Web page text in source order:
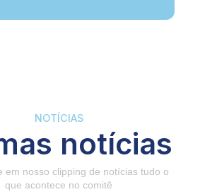
NOTÍCIAS
notícias
em nosso clipping de notícias tudo o
que acontece no comitê